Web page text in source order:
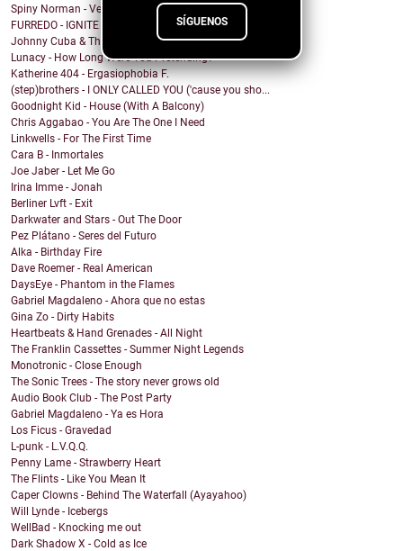
SÍGUENOS
Spiny Norman - Veil of the Moon
FURREDO - IGNITE PLAY
Johnny Cuba & The Gusanos - Who Asked You
Lunacy - How Long Were You Pretending?
Katherine 404 - Ergasiophobia F.
(step)brothers - I ONLY CALLED YOU ('cause you sho...
Goodnight Kid - House (With A Balcony)
Chris Aggabao - You Are The One I Need
Linkwells - For The First Time
Cara B - Inmortales
Joe Jaber - Let Me Go
Irina Imme - Jonah
Berliner Lvft - Exit
Darkwater and Stars - Out The Door
Pez Plátano - Seres del Futuro
Alka - Birthday Fire
Dave Roemer - Real American
DaysEye - Phantom in the Flames
Gabriel Magdaleno - Ahora que no estas
Gina Zo - Dirty Habits
Heartbeats & Hand Grenades - All Night
The Franklin Cassettes - Summer Night Legends
Monotronic - Close Enough
The Sonic Trees - The story never grows old
Audio Book Club - The Post Party
Gabriel Magdaleno - Ya es Hora
Los Ficus - Gravedad
L-punk - L.V.Q.Q.
Penny Lame - Strawberry Heart
The Flints - Like You Mean It
Caper Clowns - Behind The Waterfall (Ayayahoo)
Will Lynde - Icebergs
WellBad - Knocking me out
Dark Shadow X - Cold as Ice